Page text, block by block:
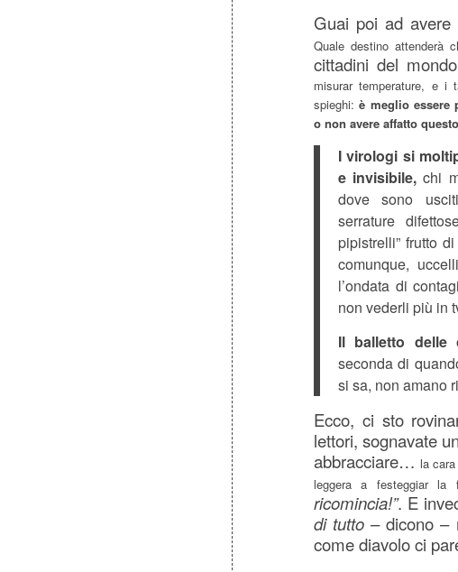
Guai poi ad
Quale destino attenderà
cittadini del
misurar temperature, e
spieghi: è meglio essere
o non avere affatto
I virologi si
e invisibile, chi
dove sono
serrature
pipistrelli” frutto
comunque,
l’ondata di
non vederli più in
Il balletto delle
seconda di
si sa, non amano
Ecco, ci sto
lettori, sognavate
abbracciare… la
leggera a festeggiar la
ricomincia!”. E
di tutto – dicono –
come diavolo ci